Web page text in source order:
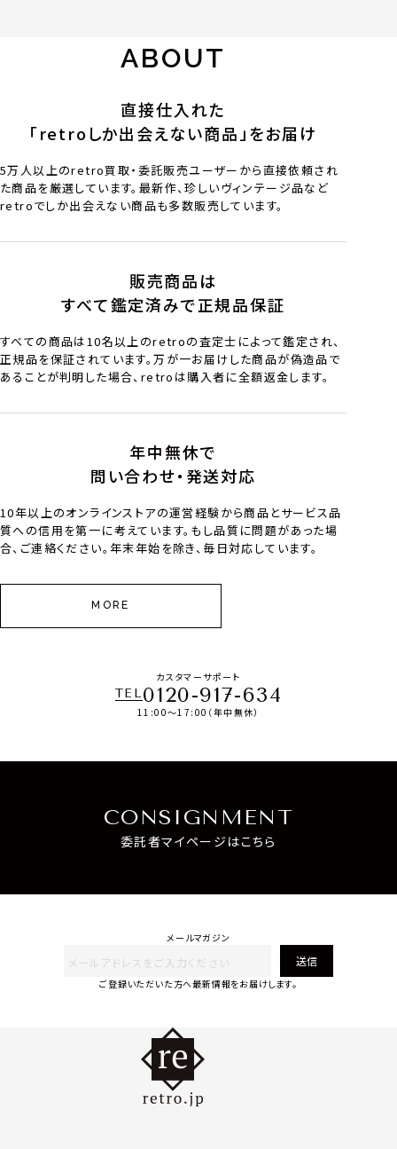
ABOUT
直接仕入れた
「retroしか出会えない商品」をお届け
5万人以上のretro買取・委託販売ユーザーから直接依頼され
た商品を厳選しています。最新作、珍しいヴィンテージ品など
retroでしか出会えない商品も多数販売しています。
販売商品は
すべて鑑定済みで正規品保証
すべての商品は10名以上のretroの査定士によって鑑定され、
正規品を保証されています。万が一お届けした商品が偽造品で
あることが判明した場合、retroは購入者に全額返金します。
年中無休で
問い合わせ・発送対応
10年以上のオンラインストアの運営経験から商品とサービス品
質への信用を第一に考えています。もし品質に問題があった場
合、ご連絡ください。年末年始を除き、毎日対応しています。
MORE
カスタマーサポート
TEL0120-917-634
11:00～17:00（年中無休）
CONSIGNMENT
委託者マイページはこちら
メールマガジン
送信
ご登録いただいた方へ最新情報をお届けします。